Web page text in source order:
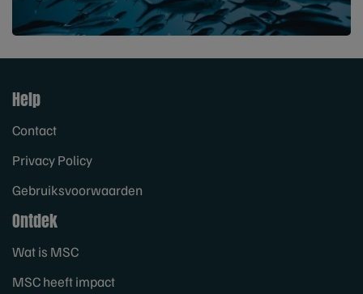
Help
Contact
Privacy Policy
Gebruiksvoorwaarden
Ontdek
Wat is MSC
MSC heeft impact